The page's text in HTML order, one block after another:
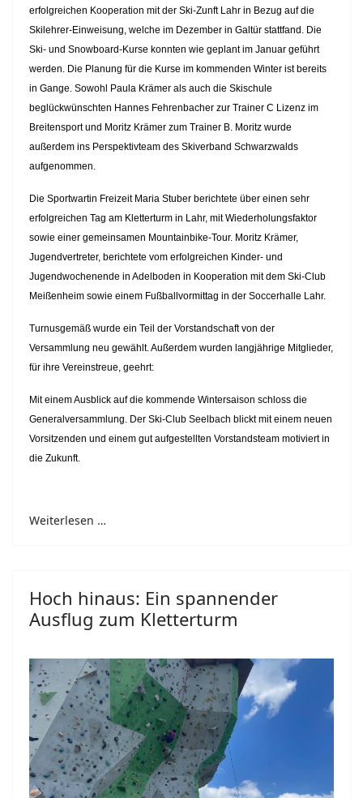
erfolgreichen Kooperation mit der Ski-Zunft Lahr in Bezug auf die
Skilehrer-Einweisung, welche im Dezember in Galtür stattfand. Die
Ski- und Snowboard-Kurse konnten wie geplant im Januar geführt
werden. Die Planung für die Kurse im kommenden Winter ist bereits
in Gange. Sowohl Paula Krämer als auch die Skischule
beglückwünschten Hannes Fehrenbacher zur Trainer C Lizenz im
Breitensport und Moritz Krämer zum Trainer B. Moritz wurde
außerdem ins Perspektivteam des Skiverband Schwarzwalds
aufgenommen.
Die Sportwartin Freizeit Maria Stuber berichtete über einen sehr
erfolgreichen Tag am Kletterturm in Lahr, mit Wiederholungsfaktor
sowie einer gemeinsamen Mountainbike-Tour. Moritz Krämer,
Jugendvertreter, berichtete vom erfolgreichen Kinder- und
Jugendwochenende in Adelboden in Kooperation mit dem Ski-Club
Meißenheim sowie einem Fußballvormittag in der Soccerhalle Lahr.
Turnusgemäß wurde ein Teil der Vorstandschaft von der
Versammlung neu gewählt. Außerdem wurden langjährige Mitglieder,
für ihre Vereinstreue, geehrt:
Mit einem Ausblick auf die kommende Wintersaison schloss die
Generalversammlung. Der Ski-Club Seelbach blickt mit einem neuen
Vorsitzenden und einem gut aufgestellten Vorstandsteam motiviert in
die Zukunft.
Weiterlesen …
Hoch hinaus: Ein spannender
Ausflug zum Kletterturm